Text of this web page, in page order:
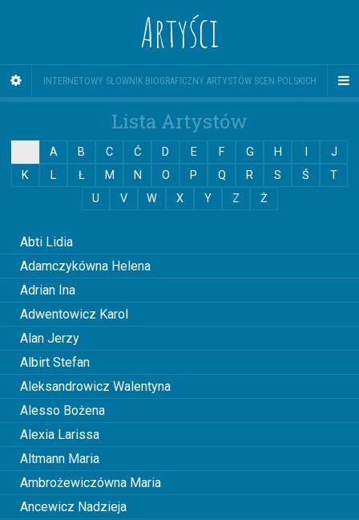
Artyści
INTERNETOWY SŁOWNIK BIOGRAFICZNY ARTYSTÓW SCEN POLSKICH
Lista Artystów
A B C Ć D E F G H
J
K
L Ł M N O P Q R S Ś
T
U
V W X Y Z Ż
Abti Lidia
Adamczykówna Helena
Adrian Ina
Adwentowicz Karol
Alan Jerzy
Albirt Stefan
Aleksandrowicz Walentyna
Alesso Bożena
Alexia Larissa
Altmann Maria
Ambrożewiczówna Maria
Ancewicz Nadzieja